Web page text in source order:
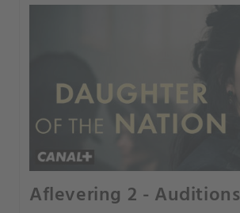
Aflevering 2 - Auditions